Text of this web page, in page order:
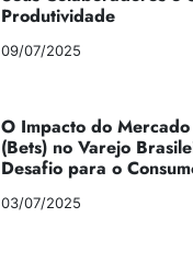
Produtividade
09/07/2025
O Impacto do
(Bets) no Varejo
Desafio para o
03/07/2025